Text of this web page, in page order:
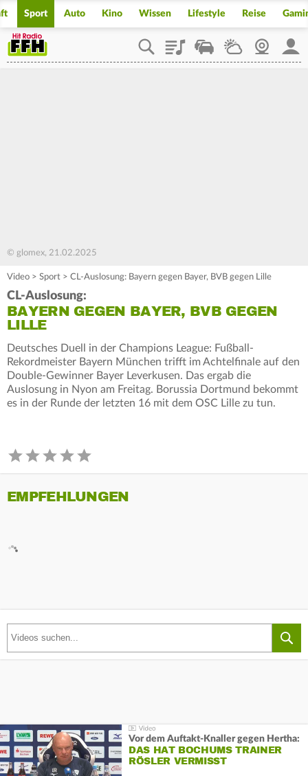
Sport Auto Kino Wissen Lifestyle Reise
PlaylistStaupilotWetterWebcam
© glomex, 21.02.2025
Video > Sport > CL-Auslosung: Bayern gegen Bayer, BVB gegen Lille
CL-Auslosung:
BAYERN GEGEN BAYER, BVB GEGEN
LILLE
Deutsches Duell in der Champions League: Fußball-
Rekordmeister Bayern München trifft im Achtelfinale auf den
Double-Gewinner Bayer Leverkusen. Das ergab die
Auslosung in Nyon am Freitag. Borussia Dortmund bekommt
es in der Runde der letzten 16 mit dem OSC Lille zu tun.
EMPFEHLUNGEN
Vor dem Auftakt-Knaller gegen Hertha:
DAS HAT BOCHUMS TRAINER
RÖSLER VERMISST